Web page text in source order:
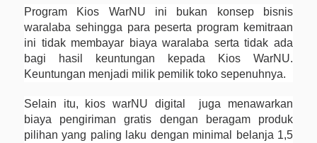
Program Kios WarNU ini bukan konsep bisnis
waralaba sehingga para peserta program kemitraan
ini tidak membayar biaya waralaba serta tidak ada
bagi hasil keuntungan kepada Kios WarNU.
Keuntungan menjadi milik pemilik toko sepenuhnya.
Selain itu, kios warNU digital juga menawarkan
biaya pengiriman gratis dengan beragam produk
pilihan yang paling laku dengan minimal belanja 1,5